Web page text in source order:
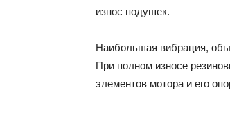
износ подушек.
Наибольшая вибрация,
При полном износе
элементов мотора и его